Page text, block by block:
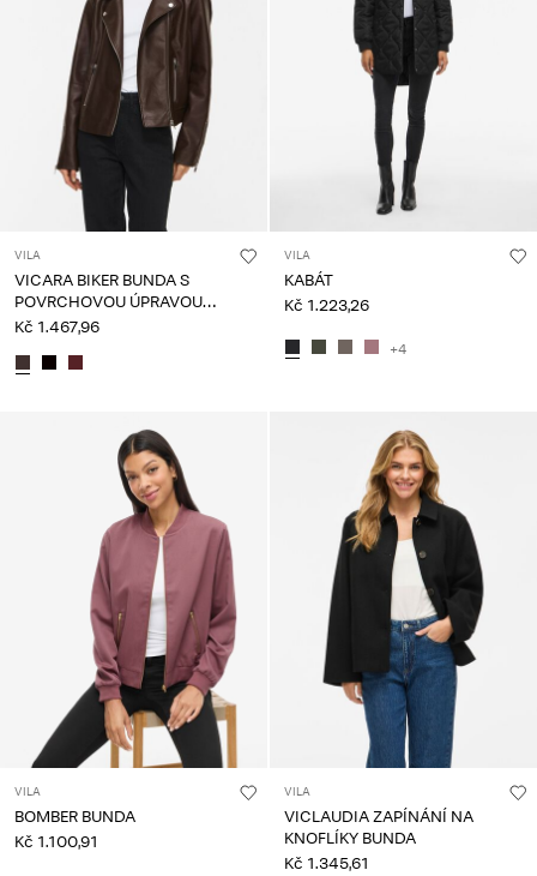
VILA
VICARA BIKER BUNDA S
POVRCHOVOU ÚPRAVOU
BUNDA
Kč 1.467,96
VILA
KABÁT
Kč 1.223,26
+4
VILA
BOMBER BUNDA
Kč 1.100,91
VILA
VICLAUDIA ZAPÍNÁNÍ NA
KNOFLÍKY BUNDA
Kč 1.345,61